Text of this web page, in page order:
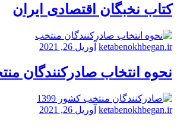
کتاب نخبگان اقتصادی ایران
ketabenokhbegan.ir آوریل 26, 2021
نحوه انتخاب صادرکنندگان
ketabenokhbegan.ir آوریل 26, 2021